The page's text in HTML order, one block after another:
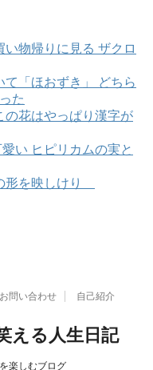
物帰りに見る ザクロ
「ほおずき」 どちら
た
の花はやっぱり漢字が
い ヒピリカムの実と
形を映しけり
お問い合わせ 自己紹介
える人生日記
楽しむブログ